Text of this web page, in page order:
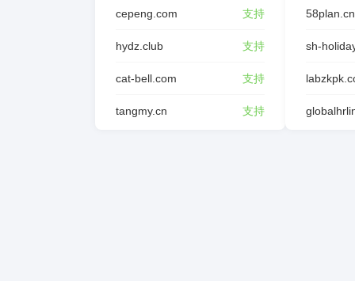
cepeng.com 支持
hydz.club 支持
cat-bell.com 支持
tangmy.cn 支持
58plan.cn
sh-